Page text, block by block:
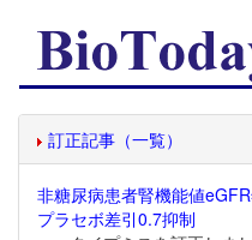
訂正記事（一覧）
非糖尿病患者腎機能値
プラセボ差引0.7抑制